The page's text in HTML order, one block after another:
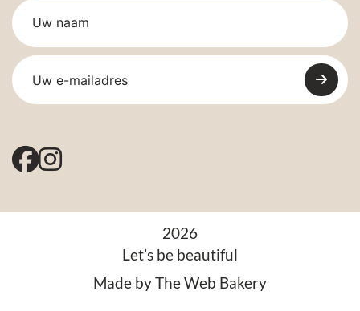
2026
Let’s be beautiful
Made byThe Web Bakery